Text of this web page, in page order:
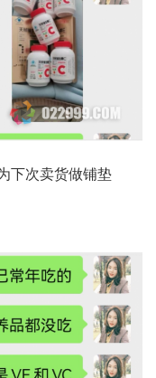
下次卖货做铺垫